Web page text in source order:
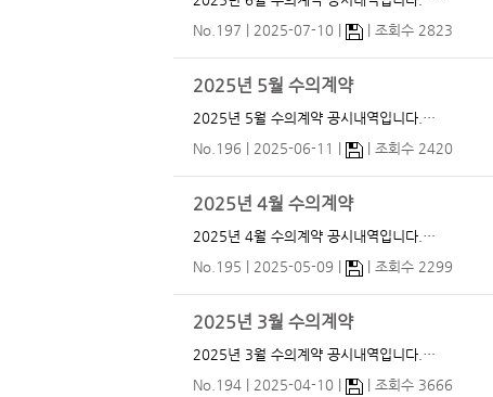
No.197
2025-07-10 조회수 2823
2025년 5월 수의계약
2025년 5월 수의계약 공시내역입니다.…
No.196
2025-06-11 조회수 2420
2025년 4월 수의계약
2025년 4월 수의계약 공시내역입니다.…
No.195
2025-05-09 조회수 2299
2025년 3월 수의계약
2025년 3월 수의계약 공시내역입니다.…
No.194
2025-04-10 조회수 3666